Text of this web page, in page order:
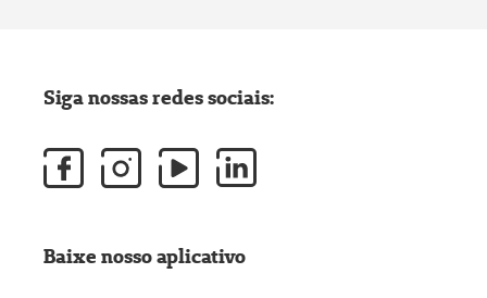
Siga nossas redes sociais:
Baixe nosso aplicativo